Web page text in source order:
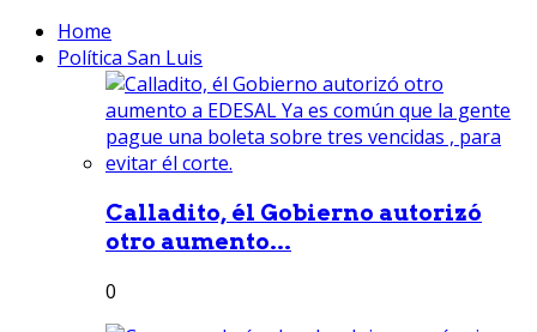
Home
Política San Luis
Calladito, él Gobierno autorizó
otro aumento...
0